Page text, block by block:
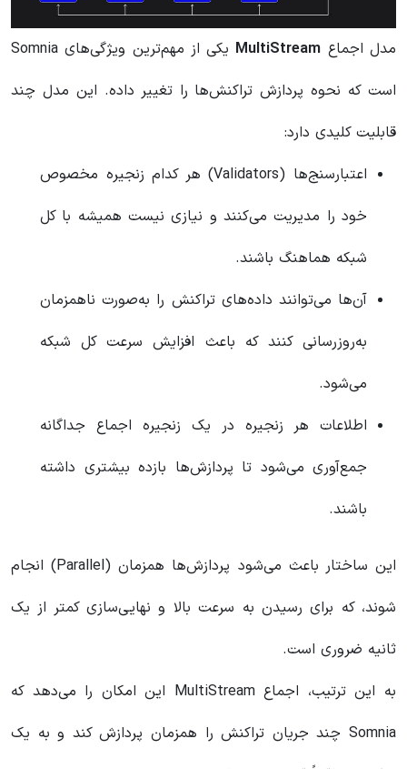
مدل اجماع MultiStream
یکی از مهم‌ترین ویژگی‌های Somnia
است که نحوه پردازش تراکنش‌ها را تغییر داده. این مدل چند
قابلیت کلیدی دارد:
اعتبارسنج‌ها (Validators) هر کدام زنجیره مخصوص
خود را مدیریت می‌کنند و نیازی نیست همیشه با کل
شبکه هماهنگ باشند.
آن‌ها می‌توانند داده‌های تراکنش را به‌صورت ناهمزمان
به‌روزرسانی کنند که باعث افزایش سرعت کل شبکه
می‌شود.
اطلاعات هر زنجیره در یک زنجیره اجماع جداگانه
جمع‌آوری می‌شود تا پردازش‌ها بازده بیشتری داشته
باشند.
این ساختار باعث می‌شود پردازش‌ها همزمان (Parallel) انجام
شوند، که برای رسیدن به سرعت بالا و نهایی‌سازی کمتر از یک
ثانیه ضروری است.
به این ترتیب، اجماع MultiStream این امکان را می‌دهد که
Somnia چند جریان تراکنش را همزمان پردازش کند و به یک